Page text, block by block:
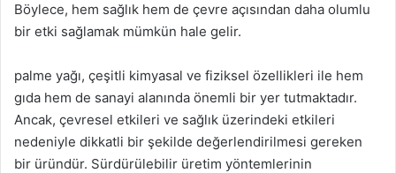
Böylece, hem sağlık hem de çevre açısından daha olumlu
bir etki sağlamak mümkün hale gelir.
palme yağı, çeşitli kimyasal ve fiziksel özellikleri ile hem
gıda hem de sanayi alanında önemli bir yer tutmaktadır.
Ancak, çevresel etkileri ve sağlık üzerindeki etkileri
nedeniyle dikkatli bir şekilde değerlendirilmesi gereken
bir üründür. Sürdürülebilir üretim yöntemlerinin